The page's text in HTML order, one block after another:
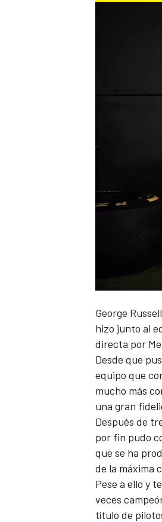
George Russell
hizo junto al
directa por
Desde que
equipo que
mucho más
una gran
Después de
por fin pudo
que se ha
de la máxima
Pese a ello y
veces
título de